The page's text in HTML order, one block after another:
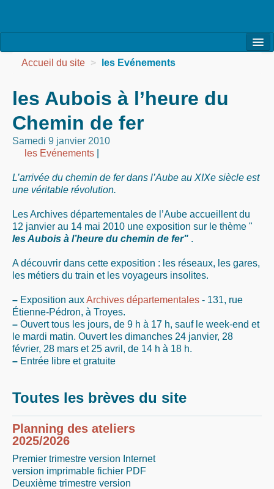
l’Association
les Evénements
les Réalisations
Agenda
Contact
Accueil du site > les Evénements
les Aubois à l’heure du
Chemin de fer
Samedi 9 janvier 2010
les Evénements
L’arrivée du chemin de fer dans l’Aube au XIXe siècle est
une véritable révolution.
Les Archives départementales de l’Aube accueillent du
12 janvier au 14 mai 2010 une exposition sur le thème "
les Aubois à l’heure du chemin de fer" .
A découvrir dans cette exposition : les réseaux, les gares,
les métiers du train et les voyageurs insolites.
– Exposition auxArchives départementales - 131, rue
Étienne-Pédron, à Troyes.
– Ouvert tous les jours, de 9 h à 17 h, sauf le week-end et
le mardi matin. Ouvert les dimanches 24 janvier, 28
février, 28 mars et 25 avril, de 14 h à 18 h.
– Entrée libre et gratuite
Toutes les brèves du site
Planning des ateliers
2025/2026
Premier trimestre version Internet
version imprimable fichier PDF
Deuxième trimestre version